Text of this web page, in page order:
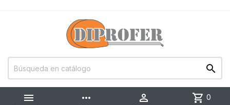

 more_horiz  shopping_cart 0